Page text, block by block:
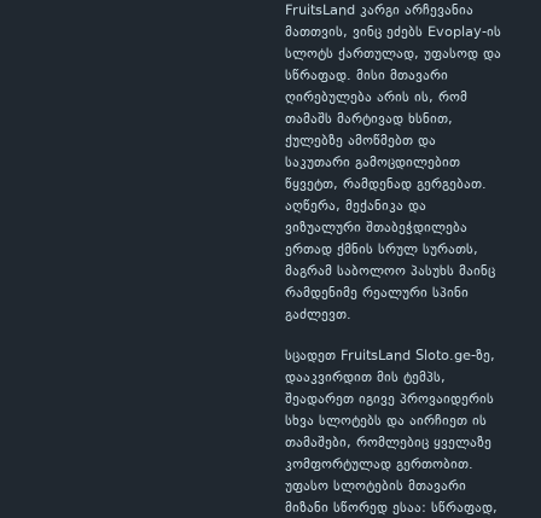
FruitsLand კარგი არჩევანია
მათთვის, ვინც ეძებს Evoplay-ის
სლოტს ქართულად, უფასოდ და
სწრაფად. მისი მთავარი
ღირებულება არის ის, რომ
თამაშს მარტივად ხსნით,
ქულებზე ამოწმებთ და
საკუთარი გამოცდილებით
წყვეტთ, რამდენად გერგებათ.
აღწერა, მექანიკა და
ვიზუალური შთაბეჭდილება
ერთად ქმნის სრულ სურათს,
მაგრამ საბოლოო პასუხს მაინც
რამდენიმე რეალური სპინი
გაძლევთ.
სცადეთ FruitsLand Sloto.ge-ზე,
დააკვირდით მის ტემპს,
შეადარეთ იგივე პროვაიდერის
სხვა სლოტებს და აირჩიეთ ის
თამაშები, რომლებიც ყველაზე
კომფორტულად გერთობით.
უფასო სლოტების მთავარი
მიზანი სწორედ ესაა: სწრაფად,